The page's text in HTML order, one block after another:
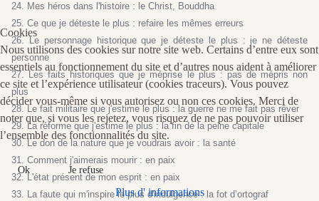
24. Mes héros dans l'histoire : le Christ, Bouddha
25. Ce que je déteste le plus : refaire les mêmes erreurs
26. Le personnage historique que je déteste le plus : je ne déteste
personne
27. Les faits historiques que je méprise le plus : pas de mépris non
plus
28. Le fait militaire que j'estime le plus : la guerre ne me fait pas rêver
29. La réforme que j'estime le plus : la fin de la peine capitale
30. Le don de la nature que je voudrais avoir : la santé
31. Comment j'aimerais mourir : en paix
32. L'état présent de mon esprit : en paix
33. La faute qui m'inspire le plus d'indulgence : la fot d’ortograf
Cookies
Nous utilisons des cookies sur notre site web. Certains d’entre eux sont
essentiels au fonctionnement du site et d’autres nous aident à améliorer
ce site et l’expérience utilisateur (cookies traceurs). Vous pouvez
décider vous-même si vous autorisez ou non ces cookies. Merci de
noter que, si vous les rejetez, vous risquez de ne pas pouvoir utiliser
l’ensemble des fonctionnalités du site.
Ok Je refuse
Plus d' informations